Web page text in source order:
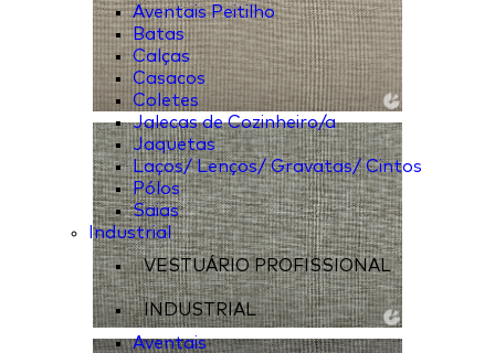
Aventais Peitilho
Batas
Calças
Casacos
Coletes
Jalecas de Cozinheiro/a
Jaquetas
Laços/ Lenços/ Gravatas/ Cintos
Pólos
Saias
Industrial
VESTUÁRIO PROFISSIONAL
INDUSTRIAL
Aventais